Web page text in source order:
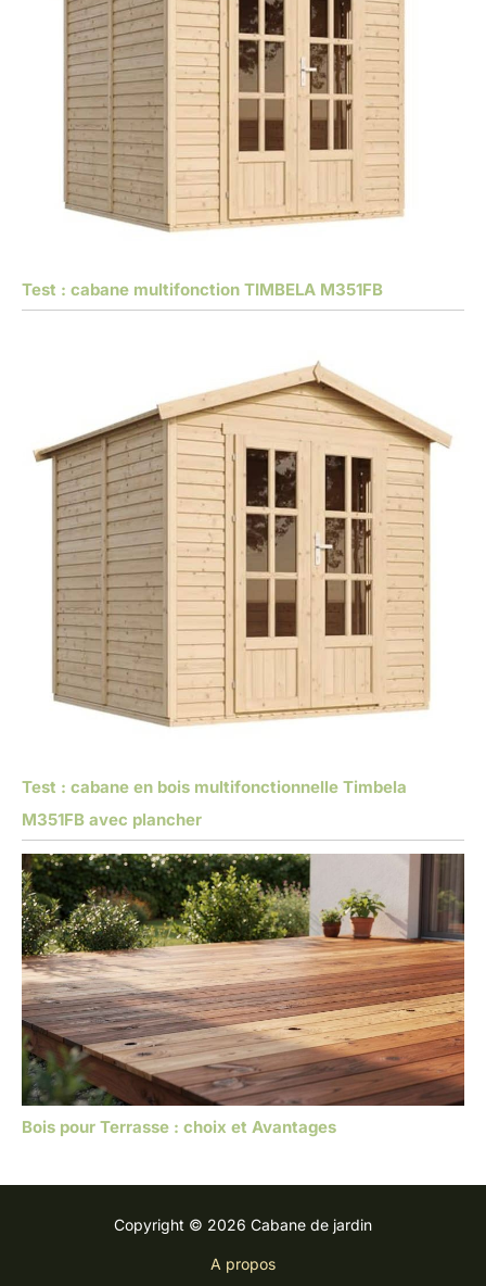
Test : cabane multifonction TIMBELA M351FB
Test : cabane en bois multifonctionnelle Timbela
M351FB avec plancher
Bois pour Terrasse : choix et Avantages
Copyright © 2026 Cabane de jardin
A propos